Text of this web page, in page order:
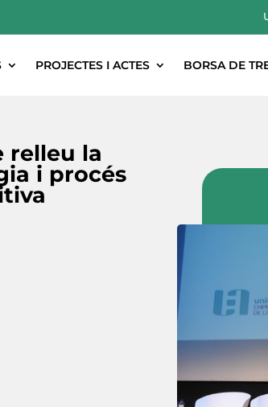
PROJECTES I ACTES BORSA DE
relleu la
i procés